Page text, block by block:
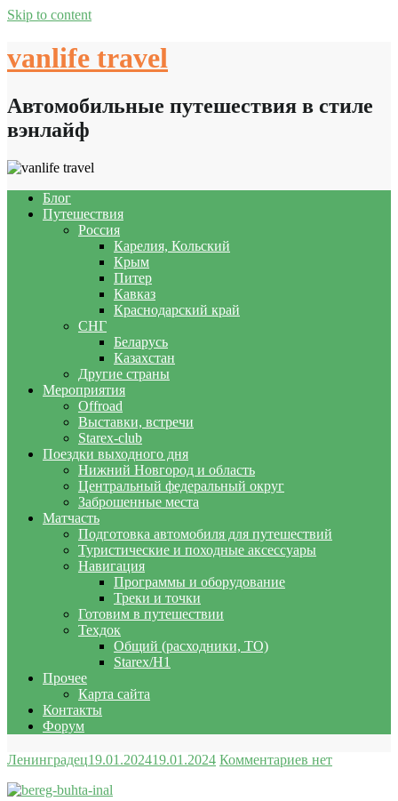
Skip to content
vanlife travel
Автомобильные путешествия в стиле
вэнлайф
Блог
Путешествия
Россия
Карелия, Кольский
Крым
Питер
Кавказ
Краснодарский край
СНГ
Беларусь
Казахстан
Другие страны
Мероприятия
Offroad
Выставки, встречи
Starex-club
Поездки выходного дня
Нижний Новгород и область
Центральный федеральный округ
Заброшенные места
Матчасть
Подготовка автомобиля для путешествий
Туристические и походные аксессуары
Навигация
Программы и оборудование
Треки и точки
Готовим в путешествии
Техдок
Общий (расходники, ТО)
Starex/H1
Прочее
Карта сайта
Контакты
Форум
Ленинградец19.01.202419.01.2024 Комментариев нет